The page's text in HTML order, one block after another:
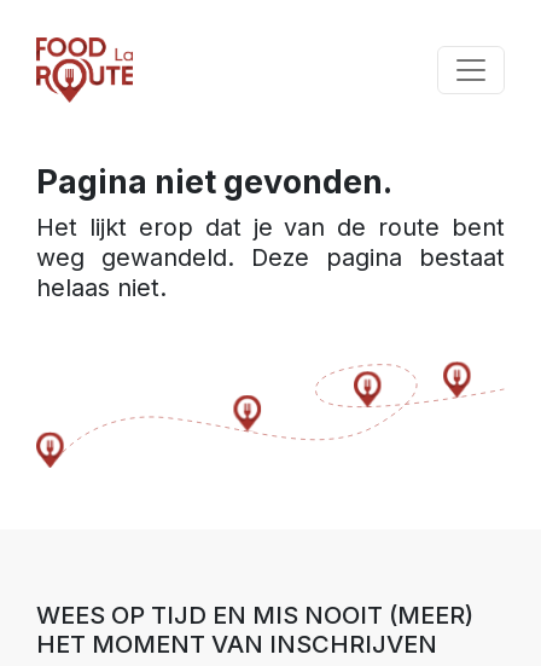
Pagina niet gevonden.
Het lijkt erop dat je van de route bent
weg gewandeld. Deze pagina bestaat
helaas niet.
WEES OP TIJD EN MIS NOOIT (MEER)
HET MOMENT VAN INSCHRIJVEN